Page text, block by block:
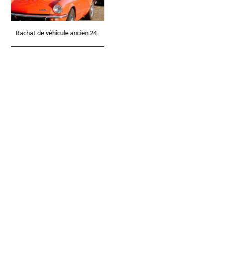
Rachat de véhicule ancien 24